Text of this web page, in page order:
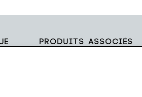
Produits associés